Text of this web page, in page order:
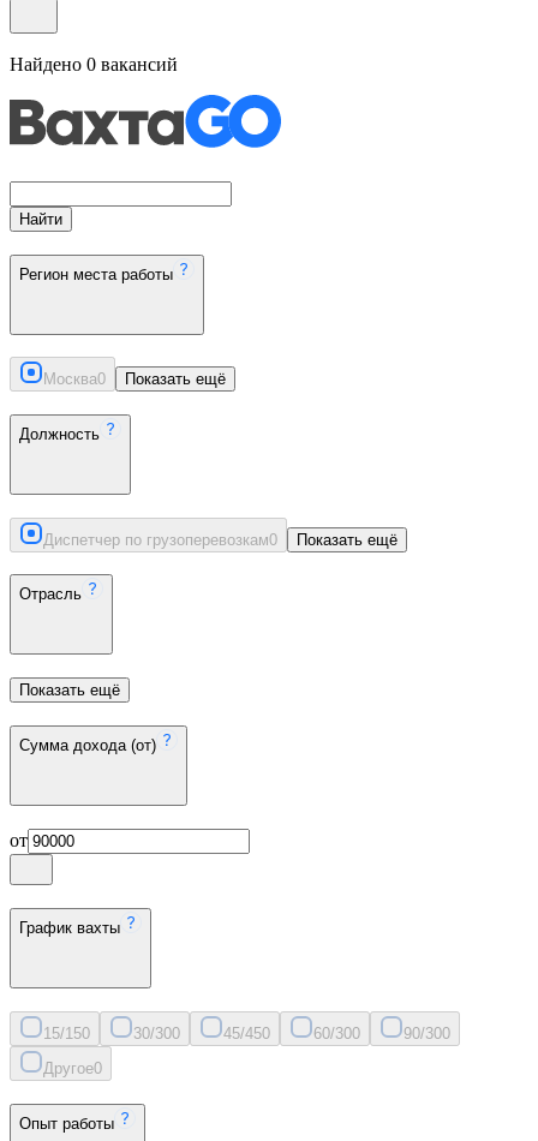
Найдено 0 вакансий
Найти
Регион места работы
Москва0 Показать ещё
Должность
Диспетчер по грузоперевозкам0 Показать ещё
Отрасль
Показать ещё
Сумма дохода (от)
от
График вахты
15/150 30/300 45/450 60/300 90/300
Другое0
Опыт работы